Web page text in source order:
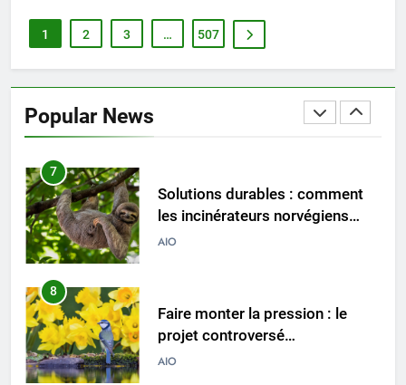
1 2 3 … 507
Popular News
environnementales
6
économiques d’un nouvel
7
Solutions durables : comment
les incinérateurs norvégiens
font la différence
AIO
8
Faire monter la pression : le
projet controversé
d’incinérateur au Mexique
AIO